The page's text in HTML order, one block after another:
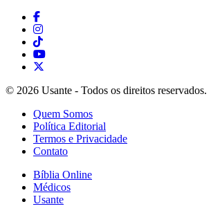
© 2026 Usante - Todos os direitos reservados.
Quem Somos
Política Editorial
Termos e Privacidade
Contato
Bíblia Online
Médicos
Usante